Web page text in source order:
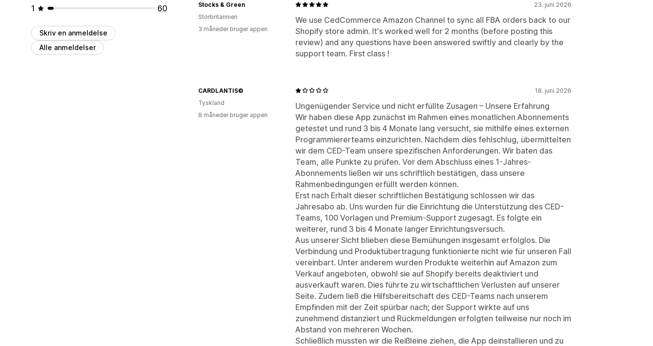
1
60
Skriv en anmeldelse
Alle anmeldelser
23. juni 2026
We use CedCommerce Amazon Channel to sync all FBA orders back to our
Shopify store admin. It's worked well for 2 months (before posting this
review) and any questions have been answered swiftly and clearly by the
support team. First class !
Stocks & Green
Storbritannien
3 måneder bruger appen
18. juni 2026
Ungenügender Service und nicht erfüllte Zusagen – Unsere Erfahrung
Wir haben diese App zunächst im Rahmen eines monatlichen Abonnements
getestet und rund 3 bis 4 Monate lang versucht, sie mithilfe eines externen
Programmiererteams einzurichten. Nachdem dies fehlschlug, übermittelten
wir dem CED-Team unsere spezifischen Anforderungen. Wir baten das
Team, alle Punkte zu prüfen. Vor dem Abschluss eines 1-Jahres-
Abonnements ließen wir uns schriftlich bestätigen, dass unsere
Rahmenbedingungen erfüllt werden können.
Erst nach Erhalt dieser schriftlichen Bestätigung schlossen wir das
Jahresabo ab. Uns wurden für die Einrichtung die Unterstützung des CED-
Teams, 100 Vorlagen und Premium-Support zugesagt. Es folgte ein
weiterer, rund 3 bis 4 Monate langer Einrichtungsversuch.
Aus unserer Sicht blieben diese Bemühungen insgesamt erfolglos. Die
Verbindung und Produktübertragung funktionierte nicht wie für unseren Fall
vereinbart. Unter anderem wurden Produkte weiterhin auf Amazon zum
Verkauf angeboten, obwohl sie auf Shopify bereits deaktiviert und
ausverkauft waren. Dies führte zu wirtschaftlichen Verlusten auf unserer
Seite. Zudem ließ die Hilfsbereitschaft des CED-Teams nach unserem
Empfinden mit der Zeit spürbar nach; der Support wirkte auf uns
zunehmend distanziert und Rückmeldungen erfolgten teilweise nur noch im
Abstand von mehreren Wochen.
Schließlich mussten wir die Reißleine ziehen, die App deinstallieren und zu
CARDLANTIS©
Tyskland
8 måneder bruger appen